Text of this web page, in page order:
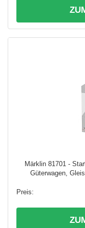
Märklin 81701 -
Güterwagen,